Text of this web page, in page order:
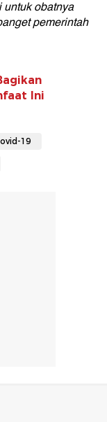
obatnya
pemerintah
Ini
19